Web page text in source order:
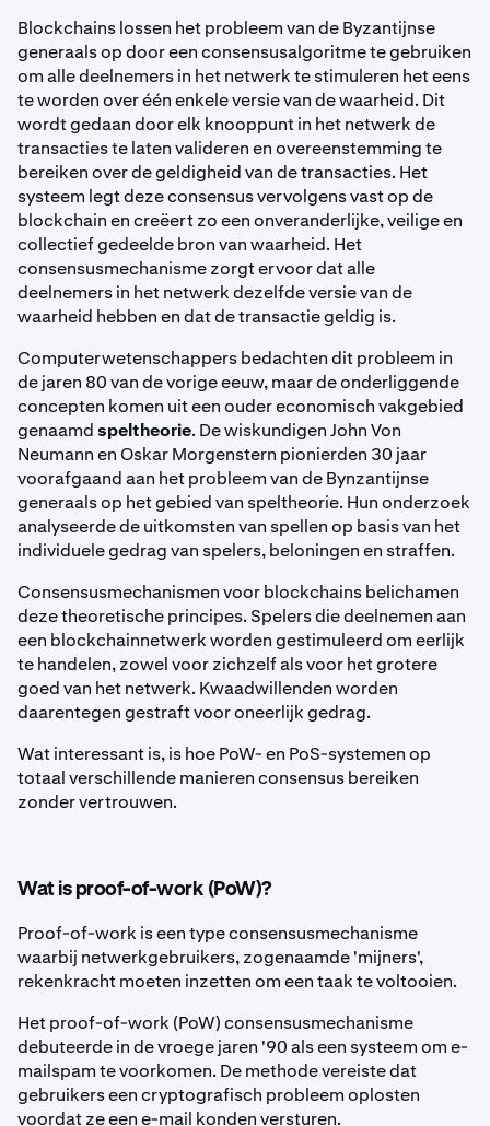
Blockchains lossen het probleem van de Byzantijnse
generaals op door een consensusalgoritme te gebruiken
om alle deelnemers in het netwerk te stimuleren het eens
te worden over één enkele versie van de waarheid. Dit
wordt gedaan door elk knooppunt in het netwerk de
transacties te laten valideren en overeenstemming te
bereiken over de geldigheid van de transacties. Het
systeem legt deze consensus vervolgens vast op de
blockchain en creëert zo een onveranderlijke, veilige en
collectief gedeelde bron van waarheid. Het
consensusmechanisme zorgt ervoor dat alle
deelnemers in het netwerk dezelfde versie van de
waarheid hebben en dat de transactie geldig is.
Computerwetenschappers bedachten dit probleem in
de jaren 80 van de vorige eeuw, maar de onderliggende
concepten komen uit een ouder economisch vakgebied
genaamdspeltheorie. De wiskundigen John Von
Neumann en Oskar Morgenstern pionierden 30 jaar
voorafgaand aan het probleem van de Bynzantijnse
generaals op het gebied van speltheorie. Hun onderzoek
analyseerde de uitkomsten van spellen op basis van het
individuele gedrag van spelers, beloningen en straffen.
Consensusmechanismen voor blockchains belichamen
deze theoretische principes. Spelers die deelnemen aan
een blockchainnetwerk worden gestimuleerd om eerlijk
te handelen, zowel voor zichzelf als voor het grotere
goed van het netwerk. Kwaadwillenden worden
daarentegen gestraft voor oneerlijk gedrag.
Wat interessant is, is hoe PoW- en PoS-systemen op
totaal verschillende manieren consensus bereiken
zonder vertrouwen.
Wat is proof-of-work (PoW)?
Proof-of-work is een type consensusmechanisme
waarbij netwerkgebruikers, zogenaamde 'mijners',
rekenkracht moeten inzetten om een taak te voltooien.
Het proof-of-work (PoW) consensusmechanisme
debuteerde in de vroege jaren '90 als een systeem om e-
mailspam te voorkomen. De methode vereiste dat
gebruikers een cryptografisch probleem oplosten
voordat ze een e-mail konden versturen.